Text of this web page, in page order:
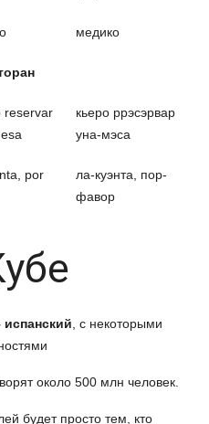
медико
reservar
кьеро ррэсэрвар
уна-мэса
por
ла-куэнта, пор-
фавор
, с некоторыми
около 500 млн человек.
будет просто тем, кто